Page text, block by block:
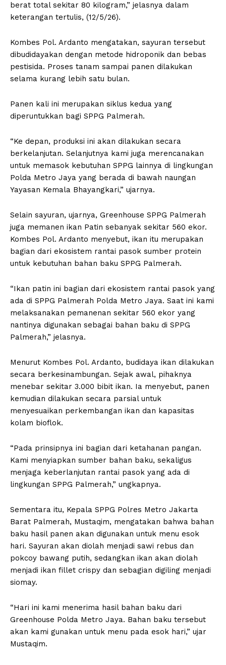
berat total sekitar 80 kilogram,” jelasnya dalam
keterangan tertulis, (12/5/26).
Kombes Pol. Ardanto mengatakan, sayuran tersebut
dibudidayakan dengan metode hidroponik dan bebas
pestisida. Proses tanam sampai panen dilakukan
selama kurang lebih satu bulan.
Panen kali ini merupakan siklus kedua yang
diperuntukkan bagi SPPG Palmerah.
“Ke depan, produksi ini akan dilakukan secara
berkelanjutan. Selanjutnya kami juga merencanakan
untuk memasok kebutuhan SPPG lainnya di lingkungan
Polda Metro Jaya yang berada di bawah naungan
Yayasan Kemala Bhayangkari,” ujarnya.
Selain sayuran, ujarnya, Greenhouse SPPG Palmerah
juga memanen ikan Patin sebanyak sekitar 560 ekor.
Kombes Pol. Ardanto menyebut, ikan itu merupakan
bagian dari ekosistem rantai pasok sumber protein
untuk kebutuhan bahan baku SPPG Palmerah.
“Ikan patin ini bagian dari ekosistem rantai pasok yang
ada di SPPG Palmerah Polda Metro Jaya. Saat ini kami
melaksanakan pemanenan sekitar 560 ekor yang
nantinya digunakan sebagai bahan baku di SPPG
Palmerah,” jelasnya.
Menurut Kombes Pol. Ardanto, budidaya ikan dilakukan
secara berkesinambungan. Sejak awal, pihaknya
menebar sekitar 3.000 bibit ikan. Ia menyebut, panen
kemudian dilakukan secara parsial untuk
menyesuaikan perkembangan ikan dan kapasitas
kolam bioflok.
“Pada prinsipnya ini bagian dari ketahanan pangan.
Kami menyiapkan sumber bahan baku, sekaligus
menjaga keberlanjutan rantai pasok yang ada di
lingkungan SPPG Palmerah,” ungkapnya.
Sementara itu, Kepala SPPG Polres Metro Jakarta
Barat Palmerah, Mustaqim, mengatakan bahwa bahan
baku hasil panen akan digunakan untuk menu esok
hari. Sayuran akan diolah menjadi sawi rebus dan
pokcoy bawang putih, sedangkan ikan akan diolah
menjadi ikan fillet crispy dan sebagian digiling menjadi
siomay.
“Hari ini kami menerima hasil bahan baku dari
Greenhouse Polda Metro Jaya. Bahan baku tersebut
akan kami gunakan untuk menu pada esok hari,” ujar
Mustaqim.